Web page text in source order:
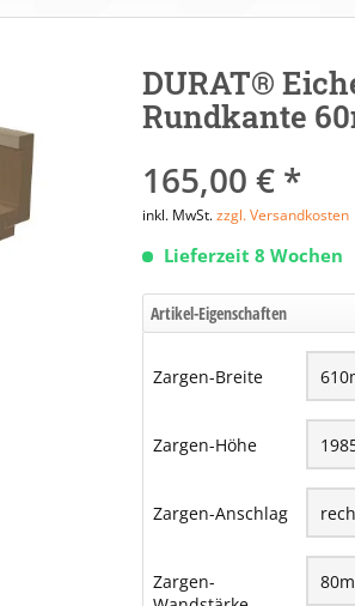
DURAT®
Rundkante
165,00 € *
inkl. MwSt.zzgl. Versandkosten
Lieferzeit 8 Wochen
Artikel-Eigenschaften
Zargen-Breite
Zargen-Höhe
Zargen-Anschlag
Zargen-